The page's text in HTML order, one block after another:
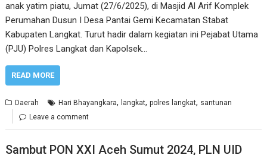
anak yatim piatu, Jumat (27/6/2025), di Masjid Al Arif Komplek
Perumahan Dusun I Desa Pantai Gemi Kecamatan Stabat
Kabupaten Langkat. Turut hadir dalam kegiatan ini Pejabat Utama
(PJU) Polres Langkat dan Kapolsek…
READ MORE
Daerah Hari Bhayangkara, langkat,polres langkat, santunan
Leave a comment
Sambut PON XXI Aceh Sumut 2024, PLN UID